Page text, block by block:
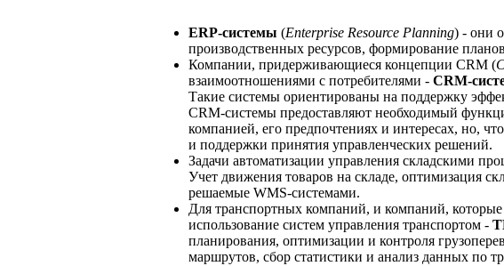
ERP-системы (Enterprise Resource Planning) - они
производственных ресурсов, формирование
Компании, придерживающиеся концепции CRM (
взаимоотношениями с потребителями - CRM-
Такие системы ориентированы на поддержку
CRM-системы предоставляют необходимый
компанией, его предпочтениях и интересах, но,
и поддержки принятия управленческих решений.
Задачи автоматизации управления складскими
Учет движения товаров на складе, оптимизация
решаемые WMS-системами.
Для транспортных компаний, и компаний, которые
использование систем управления транспортом -
планирования, оптимизации и контроля
маршрутов, сбор статистики и анализ данных по